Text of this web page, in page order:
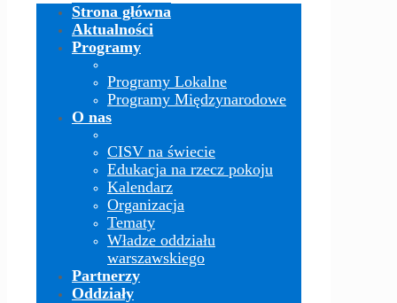
Strona główna
Aktualności
Programy
Programy Lokalne
Programy Międzynarodowe
O nas
CISV na świecie
Edukacja na rzecz pokoju
Kalendarz
Organizacja
Tematy
Władze oddziału
warszawskiego
Partnerzy
Oddziały